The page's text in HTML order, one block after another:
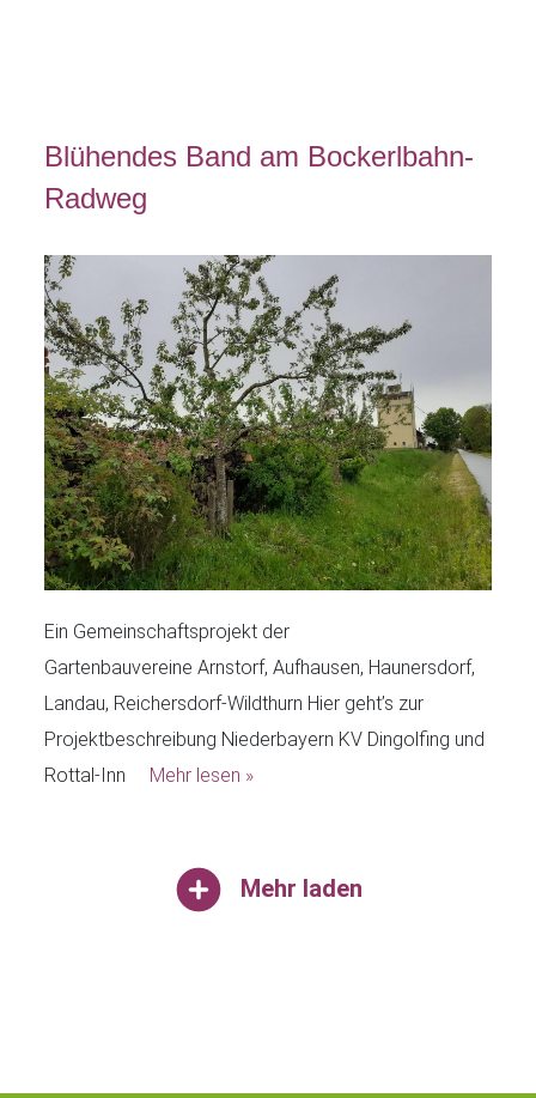
Blühendes Band am Bockerlbahn-
Radweg
Ein Gemeinschaftsprojekt der
Gartenbauvereine Arnstorf, Aufhausen, Haunersdorf,
Landau, Reichersdorf-Wildthurn Hier geht’s zur
Projektbeschreibung Niederbayern KV Dingolfing und
Rottal-Inn Mehr lesen »
Mehr laden